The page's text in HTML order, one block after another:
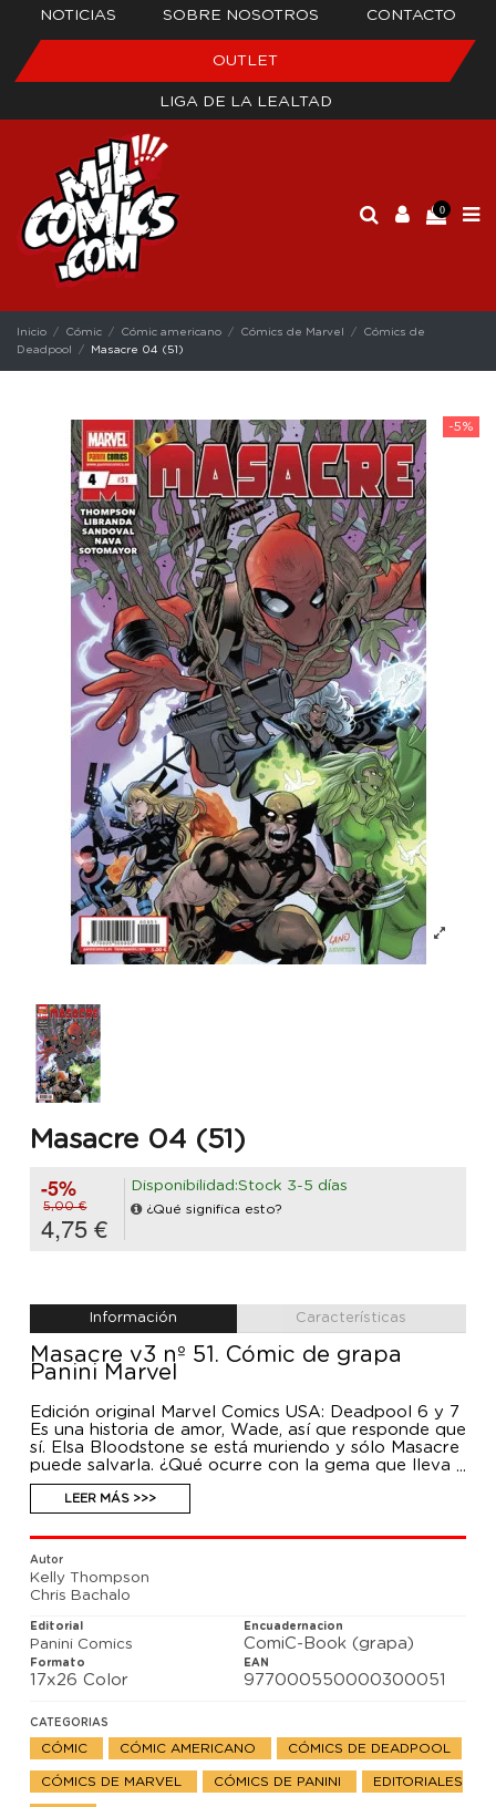
NOTICIAS SOBRE NOSOTROS CONTACTO
OUTLET
LIGA DE LA LEALTAD
0
Inicio Cómic Cómic americano Cómics de Marvel
Cómics de
Deadpool
Masacre 04 (51)
-5%
Masacre 04 (51)
-5%
5,00 €
4,75 €
Disponibilidad:Stock 3-5 días
¿Qué significa esto?
Información Características
Masacre v3 nº 51. Cómic de grapa
Panini Marvel
Edición original Marvel Comics USA: Deadpool 6 y 7
Es una historia de amor, Wade, así que responde que
sí. Elsa Bloodstone se está muriendo y sólo Masacre
puede salvarla. ¿Qué ocurre con la gema que lleva
ella y qué puede hacer Wade al respecto? La
respuesta te sorprenderá, las implicaciones te
asombrarán y los chistes esperemos que te gusten.
LEER MÁS >>>
Autor
Kelly Thompson
Chris Bachalo
Editorial
Panini Comics
Encuadernacion
ComiC-Book (grapa)
Formato
17x26 Color
EAN
977000550000300051
CATEGORIAS
CÓMIC CÓMIC AMERICANO CÓMICS DE DEADPOOL
CÓMICS DE MARVEL CÓMICS DE PANINI EDITORIALES